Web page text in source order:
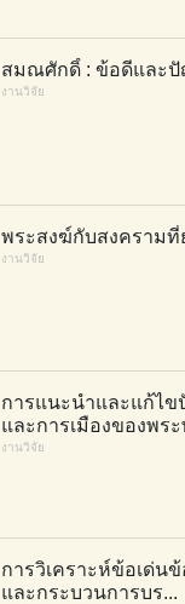
สมณศักดิ์ : ข้อดีและ
งานวิจัย
พระสงฆ์กับสงครามที่
งานวิจัย
การแนะนำและแก้ไ
และการเมืองของพร
งานวิจัย
การวิเคราะห์ข้อเด่น
และกระบวนการบร...